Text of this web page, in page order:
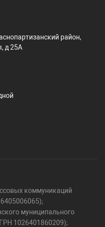
район,
д 25А
коммуникаций
муниципального
1026401860209);